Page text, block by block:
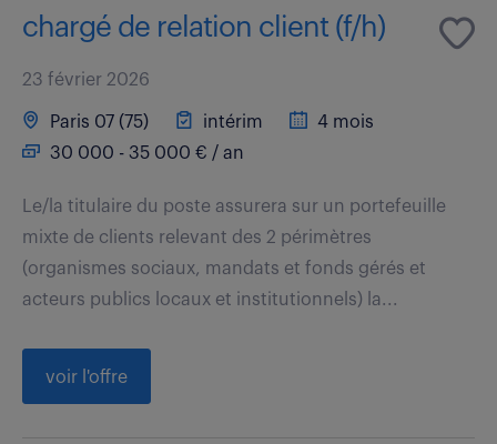
chargé de relation client (f/h)
23 février 2026
Paris 07 (75) intérim
4 mois
30 000 - 35 000 € / an
Le/la titulaire du poste assurera sur un portefeuille
mixte de clients relevant des 2 périmètres
(organismes sociaux, mandats et fonds gérés et
acteurs publics locaux et institutionnels) la...
voir l'offre